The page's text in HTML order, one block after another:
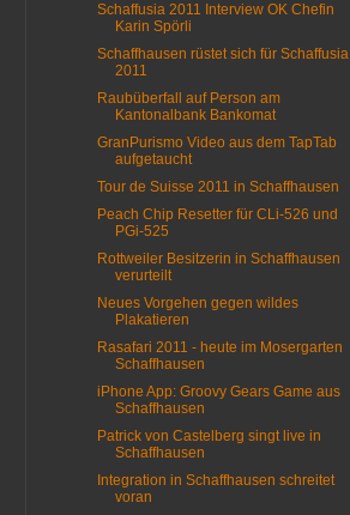
Schaffusia 2011 Interview OK Chefin
Karin Spörli
Schaffhausen rüstet sich für Schaffusia
2011
Raubüberfall auf Person am
Kantonalbank Bankomat
GranPurismo Video aus dem TapTab
aufgetaucht
Tour de Suisse 2011 in Schaffhausen
Peach Chip Resetter für CLi-526 und
PGi-525
Rottweiler Besitzerin in Schaffhausen
verurteilt
Neues Vorgehen gegen wildes
Plakatieren
Rasafari 2011 - heute im Mosergarten
Schaffhausen
iPhone App: Groovy Gears Game aus
Schaffhausen
Patrick von Castelberg singt live in
Schaffhausen
Integration in Schaffhausen schreitet
voran